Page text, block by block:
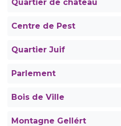
Quartier de château
Centre de Pest
Quartier Juif
Parlement
Bois de Ville
Montagne Gellért